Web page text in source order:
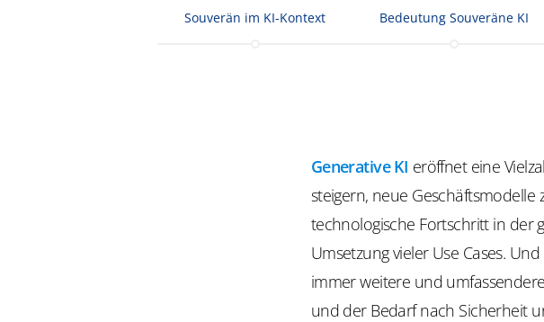
Souverän im KI-Kontext Bedeutung Souveräne KI
Generative KI eröffnet eine
steigern, neue
technologische Fortschritt in der
Umsetzung vieler Use Cases.
immer weitere und
und der Bedarf nach Sicherheit